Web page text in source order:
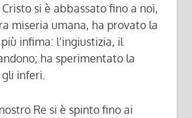
si è abbassato fino a noi,
miseria umana, ha provato la
infima: l’ingiustizia, il
ha sperimentato la
inferi.
Re si è spinto fino ai